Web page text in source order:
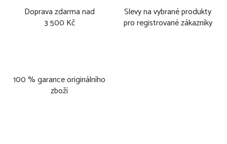
Doprava zdarma nad
3 500 Kč
Slevy na vybrané produkty
pro registrované zákazníky
100 % garance originálního
zboží